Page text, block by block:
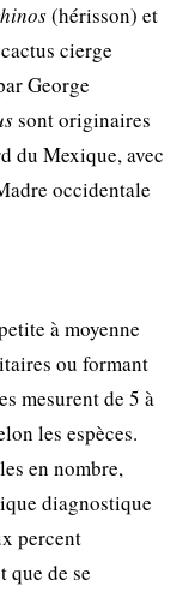
(hérisson) et
cierge
George
sont originaires
du Mexique, avec
occidentale
à moyenne
ou formant
mesurent de 5 à
les espèces.
en nombre,
diagnostique
percent
de se